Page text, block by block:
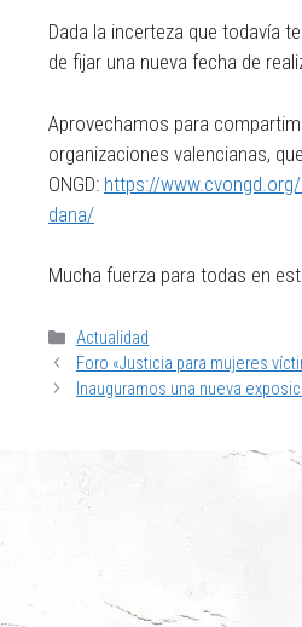
Dada la incerteza que todavía
de fijar una nueva fecha de
Aprovechamos para
organizaciones valencianas,
ONGD: https://
dana/
Mucha fuerza para todas en
Actualidad
Foro «Justicia para mujeres
Inauguramos una nueva